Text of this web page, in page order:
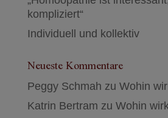
kompliziert“
Individuell und kollektiv
Neueste Kommentare
Peggy Schmah zu Wohin
Katrin Bertram zu Wohin